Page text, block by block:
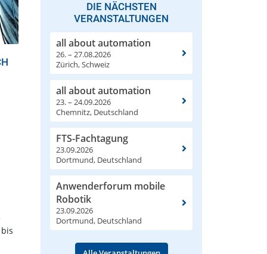
DIE NÄCHSTEN
VERANSTALTUNGEN
all about automation
26. – 27.08.2026
Zürich, Schweiz
all about automation
23. – 24.09.2026
Chemnitz, Deutschland
FTS-Fachtagung
23.09.2026
Dortmund, Deutschland
Anwenderforum mobile
Robotik
23.09.2026
Dortmund, Deutschland